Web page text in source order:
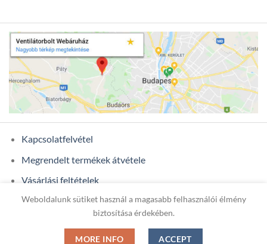
Kapcsolatfelvétel
Megrendelt termékek átvétele
Vásárlási feltételek
Ügyfél adatok
Weboldalunk sütiket használ a magasabb felhasználói élmény
biztosítása érdekében.
MORE INFO ACCEPT